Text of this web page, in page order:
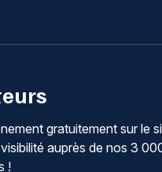
gratuitement sur le
auprès de nos 3
!